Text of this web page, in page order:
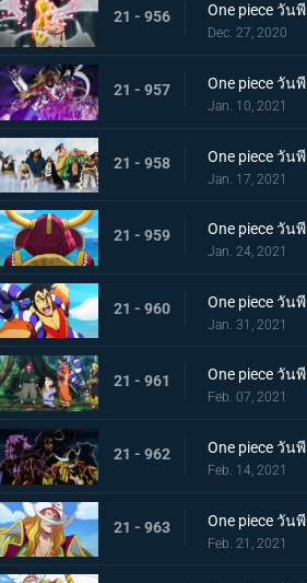
21 - 956
Dec. 27, 2020
21 - 957
Jan. 10, 2021
21 - 958
Jan. 17, 2021
21 - 959
Jan. 24, 2021
21 - 960
Jan. 31, 2021
21 - 961
Feb. 07, 2021
21 - 962
Feb. 14, 2021
21 - 963
Feb. 21, 2021